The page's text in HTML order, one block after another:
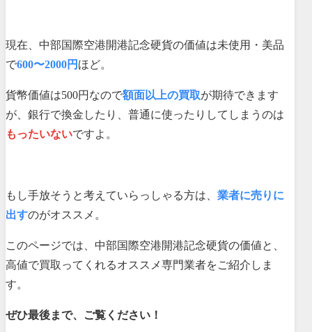
現在、中部国際空港開港記念硬貨の価値は未使用・美品
で600〜2000円 ほど。
貨幣価値は500円なので額面以上の買取が期待できます
が、銀行で換金したり、普通に使ったりしてしまうのは
もったいないですよ。
もし手放そうと考えていらっしゃる方は、 業者に売りに
出すのがオススメ。
このページでは、中部国際空港開港記念硬貨の価値と、
高値で買取ってくれるオススメ専門業者をご紹介しま
す。
ぜひ最後まで、ご覧ください！